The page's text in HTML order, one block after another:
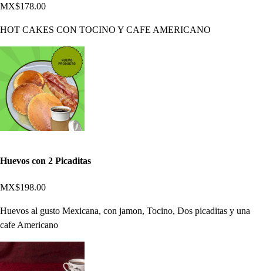
MX$178.00
HOT CAKES CON TOCINO Y CAFE AMERICANO
Huevos con 2 Picaditas
MX$198.00
Huevos al gusto Mexicana, con jamon, Tocino, Dos picaditas y una
cafe Americano